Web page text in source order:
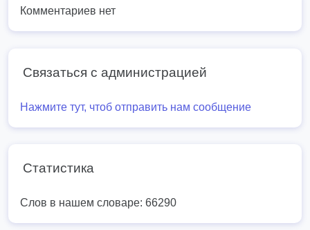
Комментариев нет
Связаться с администрацией
Нажмите тут, чтоб отправить нам сообщение
Статистика
Слов в нашем словаре: 66290